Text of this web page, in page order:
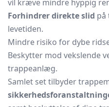
vil kræve mindre hyppig
Forhindrer direkte slid
levetiden.
Mindre risiko for dybe
Beskytter mod vekslende
trappeanlæg.
Samlet set tilbyder